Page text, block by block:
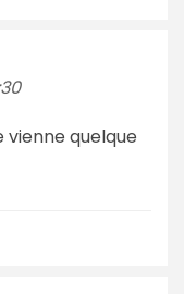
vienne quelque